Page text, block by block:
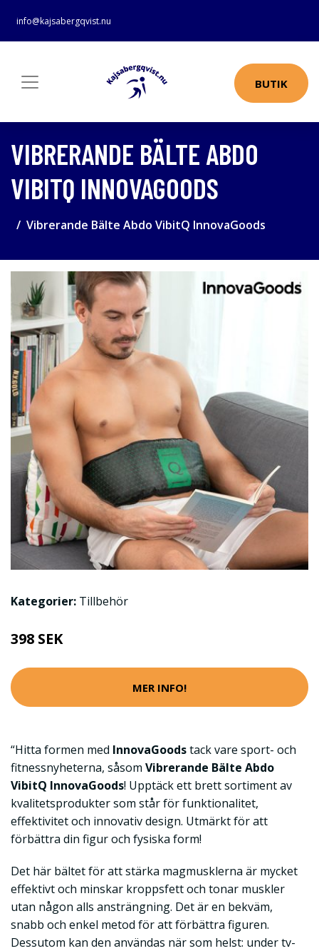
info@kajsabergqvist.nu
BUTIK
VIBRERANDE BÄLTE ABDO
VIBITQ INNOVAGOODS
Vibrerande Bälte Abdo VibitQ InnovaGoods
Kategorier: Tillbehör
398 SEK
MER INFO!
“Hitta formen med InnovaGoodstack vare sport- och
fitnessnyheterna, såsom Vibrerande Bälte Abdo
VibitQ InnovaGoods! Upptäck ett brett sortiment av
kvalitetsprodukter som står för funktionalitet,
effektivitet och innovativ design. Utmärkt för att
förbättra din figur och fysiska form!
Det här bältet för att stärka magmusklerna är mycket
effektivt och minskar kroppsfett och tonar muskler
utan någon alls ansträngning. Det är en bekväm,
snabb och enkel metod för att förbättra figuren.
Dessutom kan den användas när som helst: under tv-